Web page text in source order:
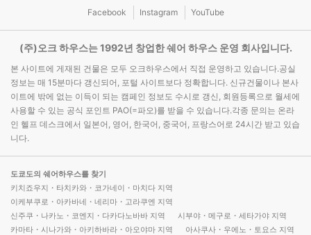
Facebook Instagram YouTube
(주)오크 하우스는 1992년 창업한 쉐어 하우스 운영 회사입니다.
본 사이트에 게재된 건물은 모두 오크하우스에서 직접 운영하고 있습니다.공실
정보는 매 15분마다 갱신되어, 포털 사이트보다 정확합니다. 신규건물이나 본사
이트에 밖에 없는 이득이 되는 캠페인 정보도 수시로 갱신, 회원등록으로 월세에
사용할 수 있는 공식 포인트 PAO(=파오)를 받을 수 있습니다.각종 문의는 온라
인 헬프 데스크에서 일본어, 영어, 한국어, 중국어, 프랑스어로 24시간 받고 있습
니다.
도쿄도의 쉐어하우스를 찾기
키치죠우지・타치카와・코가네이・마치다 지역
이케부쿠로・아카바네・네리마・고라쿠엔 지역
신주쿠・나카노・코엔지・다카다노바바 지역
시부야・메구로・세타가야 지역
카마타・시나가와・아키하바라・아오야마 지역
아사쿠사・우에노・토요스 지역